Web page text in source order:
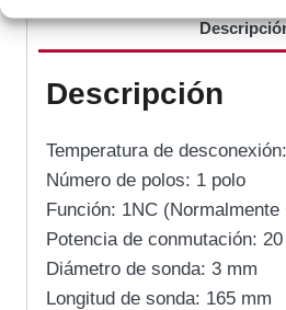
Descripción
Temperatura de
Número de polos: 1 polo
Función: 1NC (Normalmente
Potencia de conmutación:
Diámetro de sonda: 3 mm
Longitud de sonda: 165 mm